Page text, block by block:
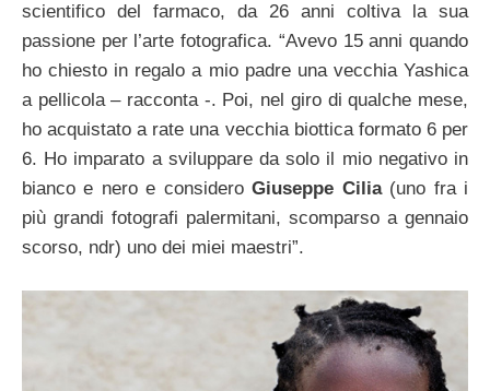
scientifico del farmaco, da 26 anni coltiva la sua
passione per l’arte fotografica. “Avevo 15 anni quando
ho chiesto in regalo a mio padre una vecchia Yashica
a pellicola – racconta -. Poi, nel giro di qualche mese,
ho acquistato a rate una vecchia biottica formato 6 per
6. Ho imparato a sviluppare da solo il mio negativo in
bianco e nero e consideroGiuseppe Cilia (uno fra i
più grandi fotografi palermitani, scomparso a gennaio
scorso, ndr) uno dei miei maestri”.